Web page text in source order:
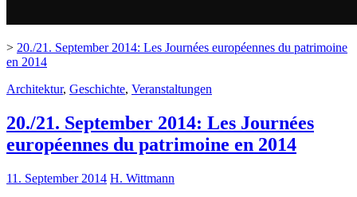
> 20./21. September 2014: Les Journées européennes du patrimoine
en 2014
Architektur, Geschichte, Veranstaltungen
20./21. September 2014: Les Journées
européennes du patrimoine en 2014
11. September 2014 H. Wittmann